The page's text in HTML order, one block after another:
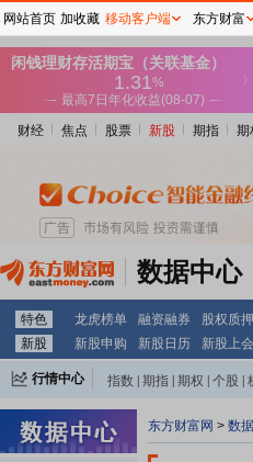
财经 焦点 股票 新股 期指 期
数据中心
特色 龙虎榜单 融资融券 股权质押
新股
新股申购 新股日历 新股上会
行情中心 指数 期指 期权 个股
东方财富网 > 数
网站首页 加收藏 移动客户端 东方财富